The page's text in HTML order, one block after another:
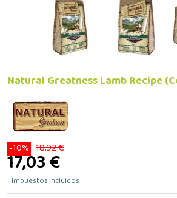
Natural Greatness Lamb Recipe
-10% 18,92 €
17,03 €
Impuestos incluidos